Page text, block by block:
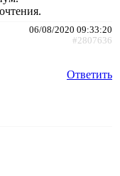
06/08/2020 09:33:20
#2807636
Ответить